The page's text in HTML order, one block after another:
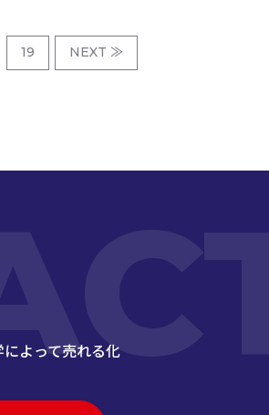
19 NEXT ≫
によって売れる化